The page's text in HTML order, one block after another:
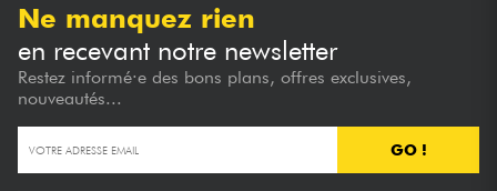
Ne manquez rien
en recevant notre newsletter
Restez informé·e des bons plans, offres exclusives,
nouveautés...
GO !